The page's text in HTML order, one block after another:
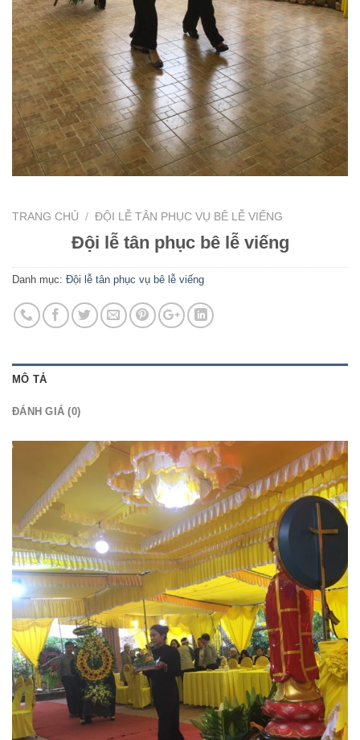
TRANG CHỦ / ĐỘI LỄ TÂN PHỤC VỤ BÊ LỄ VIẾNG
Đội lễ tân phục bê lễ viếng
Danh mục: Đội lễ tân phục vụ bê lễ viếng
MÔ TẢ
ĐÁNH GIÁ (0)